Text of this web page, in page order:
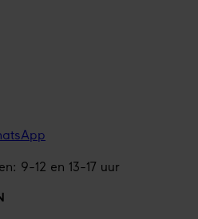
9-12 en 13-17 uur